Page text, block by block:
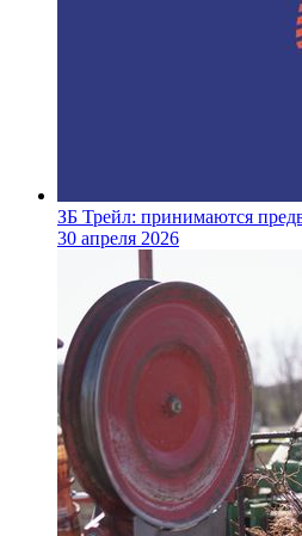
ЗБ Трейл: принимаются
30 апреля 2026